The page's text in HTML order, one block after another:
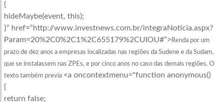
{
hideMaybe(event, this);
}” href=”http://www.investnews.com.br/integraNoticia.aspx?
Param=20%2C0%2C1%2C655179%2CUIOU#”> Rendapor um
prazo de dez anos a empresas localizadas nas regiões da Sudene e da Sudam,
que se instalassem nas ZPEs, e por cinco anos no caso das demais regiões. O
texto também previa <a oncontextmenu="function anonymous()
{
return false;